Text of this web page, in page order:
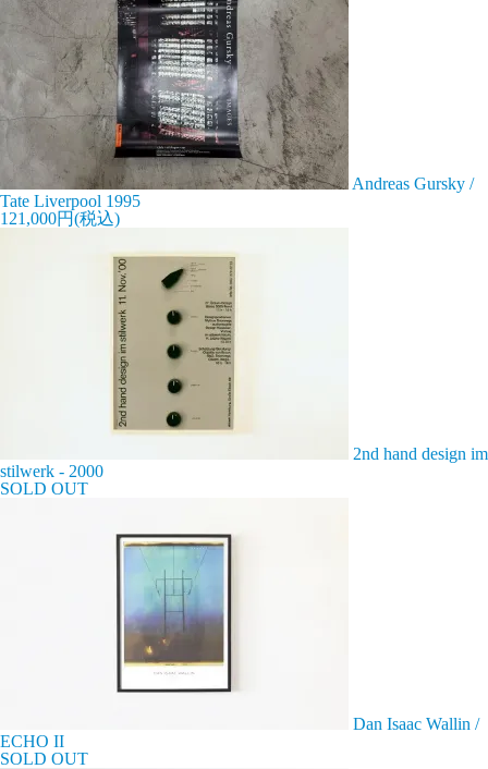
Andreas Gursky /
Tate Liverpool 1995
121,000円(税込)
2nd hand design im
stilwerk - 2000
SOLD OUT
Dan Isaac Wallin /
ECHO II
SOLD OUT